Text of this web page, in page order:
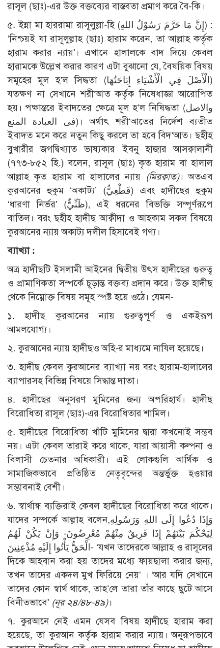
রাসূল (ছাঃ)-এর উক্ত বক্তব্যের বাস্তবতা প্রমাণ করে বৈ-কি।
৫. ইন্না মা হাররামা রাসূলুল্লা-হি (إِنَّ مَا حَرَّمَ رَسُوْلُ اللهِ) :
‘নিশ্চয়ই যা রাসূলুল্লাহ (ছাঃ) হারাম করেন, তা আল্লাহ কর্তৃক
হারাম করার ন্যায়’। এখানে হালালকে বাদ দিয়ে কেবল
হারামকে উল্লেখ করার কারণ এটা বুঝানো যে, বৈষয়িক বিষয়
সমূহের মূল হ’ল সিদ্ধতা (الْأَصْلَ فِي الْأَشْيَاءِ إِبَاحَتُهَا)
যতক্ষণ না সেখানে শরী‘আত কর্তৃক নিষেধাজ্ঞা আরোপিত
হয়। পক্ষান্তরে ইবাদতের ক্ষেত্রে মূল হ’ল নিষিদ্ধতা (والاصل
فى العبادة المنع)। অর্থাৎ শরী‘আতের নির্দেশ ব্যতীত
ইবাদত মনে করে নতুন কিছু করলে তা হবে বিদ‘আত। ছহীহ
বুখারীর জগদ্বিখ্যাত ভাষ্যকার ইবনু হাজার আসক্বালানী
(৭৭৩-৮৫২ হি.) বলেন, রাসূল (ছাঃ) কৃত হারাম বা হালাল
আল্লাহ কৃত হারাম বা হালালের ন্যায় (মিরক্বাত)। অতএব
কুরআনের হুকুম ‘অকাট্য’ (قَطْعِيٌّ) এবং হাদীছের হুকুম
‘ধারণা নির্ভর’ (ظَنِّيٌّ), এই ধরনের বিভক্তি সম্পূর্ণরূপে
বাতিল। বরং ছহীহ হাদীছ আক্বীদা ও আহকাম সকল বিষয়ে
কুরআনের ন্যায় অকাট্য দলীল হিসাবেই গণ্য।
ব্যাখ্যা :
অত্র হাদীছটি ইসলামী আইনের দ্বিতীয় উৎস হাদীছের গুরুত্ব
ও প্রামাণিকতা সম্পর্কে চূড়ান্ত বক্তব্য প্রদান করে। উক্ত হাদীছ
থেকে নিম্নোক্ত বিষয় সমূহ স্পষ্ট হয়ে ওঠে। যেমন-
১. হাদীছ কুরআনের ন্যায় গুরুত্বপূর্ণ ও একইরূপ
আমলযোগ্য।
২. কুরআনের ন্যায় হাদীছও অহি-র মাধ্যমে নাযিল হয়েছে।
৩. হাদীছ কেবল কুরআনের ব্যাখ্যা নয় বরং হারাম-হালালের
ব্যাপারসহ বিভিন্ন বিষয়ে সিদ্ধান্ত দাতা।
৪. হাদীছের অনুসরণ মুমিনের জন্য অপরিহার্য। হাদীছ
বিরোধিতা রাসূল (ছাঃ)-এর বিরোধিতার শামিল।
৫. হাদীছের বিরোধিতা খাঁটি মুমিনের দ্বারা কখনোই সম্ভব
নয়। এটা কেবল তারাই করে থাকে, যারা আয়াসী কল্পনা ও
বিলাসী চেতনার অধিকারী। এই লোকগুলি আর্থিক ও
সামাজিকভাবে প্রতিষ্ঠিত নেতৃবৃন্দের অন্তর্ভুক্ত হওয়ার
সম্ভাবনাই বেশী।
৬. স্বার্থান্ধ ব্যক্তিরাই কেবল হাদীছের বিরোধিতা করে থাকে।
যাদের সম্পর্কে আল্লাহ বলেন,وَإِذَا دُعُوا إِلَى اللهِ وَرَسُولِهِ
لِيَحْكُمَ بَيْنَهُمْ إِذَا فَرِيقٌ مِنْهُمْ مُعْرِضُونَ- وَإِنْ يَكُنْ لَهُمُ
الْحَقُّ يَأْتُوا إِلَيْهِ مُذْعِنِينَ- ‘যখন তাদেরকে আল্লাহ ও রাসূলের
দিকে আহবান করা হয় তাদের মধ্যে ফায়ছালা করার জন্য,
তখন তাদের একদল মুখ ফিরিয়ে নেয়’ । ‘আর যদি সেখানে
তাদের কোন স্বার্থ থাকে, তাহ’লে তারা তাঁর কাছে ছুটে আসে
বিনীতভাবে’ (নূর ২৪/৪৮-৪৯)।
৭. কুরআনে নেই এমন যেসব বিষয় হাদীছে হারাম করা
হয়েছে, তা কুরআন কর্তৃক হারাম করার ন্যায়। অনুরূপভাবে